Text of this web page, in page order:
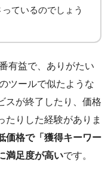
ているのでしょう
有益で、ありがたい
ツールで似たような
スが終了したり、価格
たりした経験がありま
価格で「獲得キーワー
満足度が高いです。